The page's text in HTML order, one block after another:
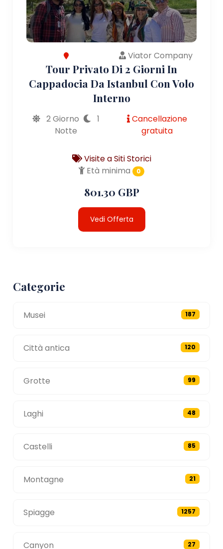
Viator Company
Tour Privato Di 2 Giorni In
Cappadocia Da Istanbul Con Volo
Interno
2 Giorno
1
Notte
Cancellazione
gratuita
Visite a Siti Storici
Età minima
0
801.30 GBP
Vedi Offerta
Categorie
Musei 187
Città antica 120
Grotte 99
Laghi 48
Castelli 85
Montagne 21
Spiagge 1257
Canyon 27